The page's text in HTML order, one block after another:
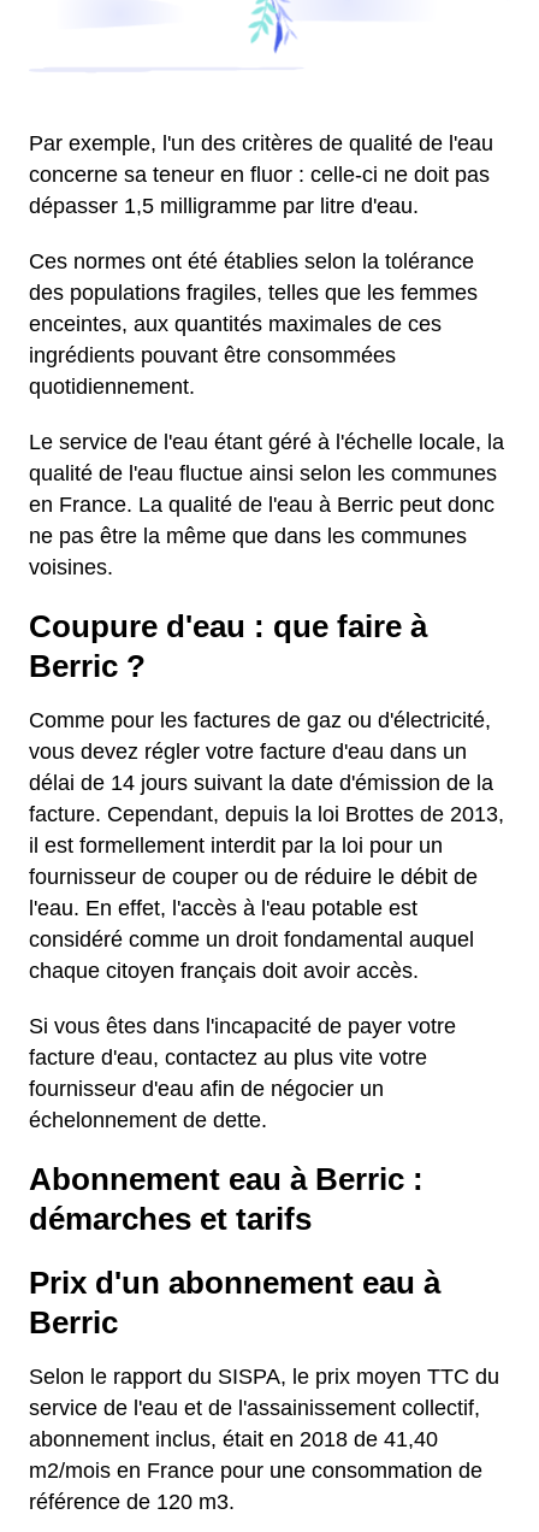
Par exemple, l'un des critères de qualité de l'eau
concerne sa teneur en fluor : celle-ci ne doit pas
dépasser 1,5 milligramme par litre d'eau.
Ces normes ont été établies selon la tolérance
des populations fragiles, telles que les femmes
enceintes, aux quantités maximales de ces
ingrédients pouvant être consommées
quotidiennement.
Le service de l'eau étant géré à l'échelle locale, la
qualité de l'eau fluctue ainsi selon les communes
en France. La qualité de l'eau à Berric peut donc
ne pas être la même que dans les communes
voisines.
Coupure d'eau : que faire à
Berric ?
Comme pour les factures de gaz ou d'électricité,
vous devez régler votre facture d'eau dans un
délai de 14 jours suivant la date d'émission de la
facture. Cependant, depuis la loi Brottes de 2013,
il est formellement interdit par la loi pour un
fournisseur de couper ou de réduire le débit de
l'eau. En effet, l'accès à l'eau potable est
considéré comme un droit fondamental auquel
chaque citoyen français doit avoir accès.
Si vous êtes dans l'incapacité de payer votre
facture d'eau, contactez au plus vite votre
fournisseur d'eau afin de négocier un
échelonnement de dette.
Abonnement eau à Berric :
démarches et tarifs
Prix d'un abonnement eau à
Berric
Selon le rapport du SISPA, le prix moyen TTC du
service de l'eau et de l'assainissement collectif,
abonnement inclus, était en 2018 de 41,40
m2/mois en France pour une consommation de
référence de 120 m3.